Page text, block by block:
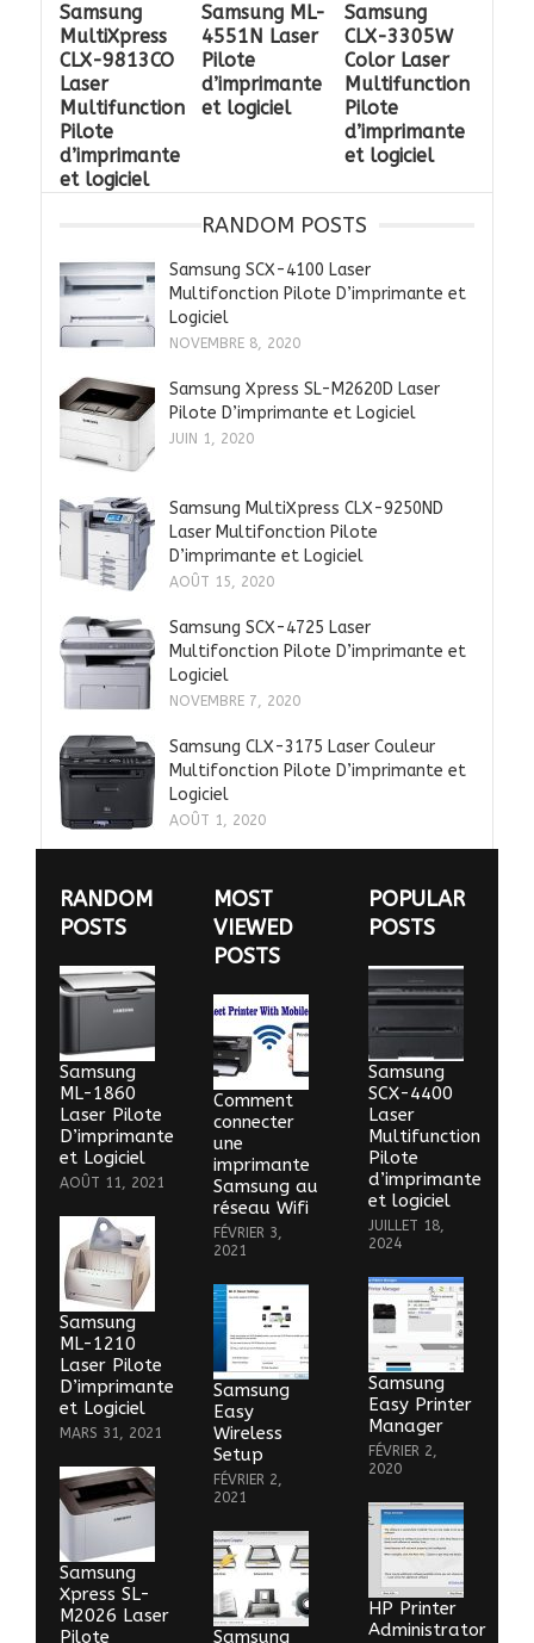
Samsung
MultiXpress
CLX-9813CO
Laser
Multifunction
Pilote
d’imprimante
et logiciel
Samsung ML-
4551N Laser
Pilote
d’imprimante
et logiciel
Samsung
CLX-3305W
Color Laser
Multifunction
Pilote
d’imprimante
et logiciel
RANDOM POSTS
Samsung SCX-4100 Laser
Multifonction Pilote D’imprimante et
Logiciel
NOVEMBRE 8, 2020
Samsung Xpress SL-M2620D Laser
Pilote D’imprimante et Logiciel
JUIN 1, 2020
Samsung MultiXpress CLX-9250ND
Laser Multifonction Pilote
D’imprimante et Logiciel
AOÛT 15, 2020
Samsung SCX-4725 Laser
Multifonction Pilote D’imprimante et
Logiciel
NOVEMBRE 7, 2020
Samsung CLX-3175 Laser Couleur
Multifonction Pilote D’imprimante et
Logiciel
AOÛT 1, 2020
RANDOM
POSTS
Samsung
ML-1860
Laser Pilote
D’imprimante
et Logiciel
AOÛT 11, 2021
Samsung
ML-1210
Laser Pilote
D’imprimante
et Logiciel
MARS 31, 2021
Samsung
Xpress SL-
M2026 Laser
Pilote
MOST
VIEWED
POSTS
Comment
connecter
une
imprimante
Samsung au
réseau Wifi
FÉVRIER 3,
2021
Samsung
Easy
Wireless
Setup
FÉVRIER 2,
2021
Samsung
POPULAR
POSTS
Samsung
SCX-4400
Laser
Multifunction
Pilote
d’imprimante
et logiciel
JUILLET 18,
2024
Samsung
Easy Printer
Manager
FÉVRIER 2,
2020
HP Printer
Administrator